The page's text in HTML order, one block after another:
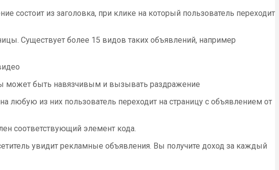
из заголовка, при клике на который пользователь переходит
Существует более 15 видов таких объявлений, например
может быть навязчивым и вызывать раздражение
любую из них пользователь переходит на страницу с объявлением от
соответствующий элемент кода.
увидит рекламные объявления. Вы получите доход за каждый